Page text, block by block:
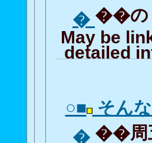
� ��の
May be
detailed
○■ そん
� ��周